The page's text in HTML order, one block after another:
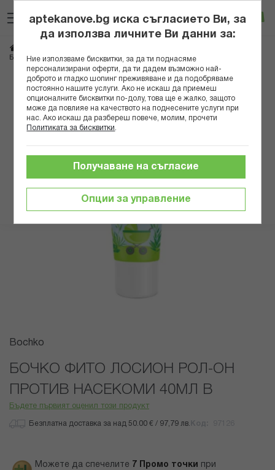
към
съдържанието
Вход
БОЧКО ФИТО ЛОСИОН РОЛ-ОН ПРОТИВ НАСЕКОМИ 40МЛ В
Преминете
края
Преминете
началото
галерия
със
Bochko
БОЧКО ФИТО ЛОСИОН РОЛ-ОН
ПРОТИВ НАСЕКОМИ 40МЛ В
Бъдете първият оценил този продукт
Безплатна доставка за над 50.00 € / 97,79 лв.
Можете да спечелите 7 Промо точки
при
aptekanove.bg иска съгласието Ви, за
да използва личните Ви данни за:
Ние използваме бисквитки, за да ти поднасяме
персонализирани оферти, да ти дадем възможно най-
доброто и гладко шопинг преживяване и да подобряваме
постоянно нашите услуги. Ако не искаш да приемеш
опционалните бисквитки по-долу, това ще е жалко, защото
може да повлияе на качеството на поднесените услуги при
нас. Ако искаш да разбереш повече, молим, прочети
Политиката за бисквитки
Опции за управление
Получаване на съгласие